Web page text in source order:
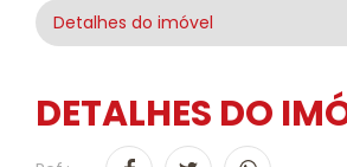
Detalhes do imóvel
DETALHES DO